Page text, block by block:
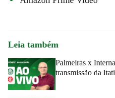
Leia também
Palmeiras x
transmissão da